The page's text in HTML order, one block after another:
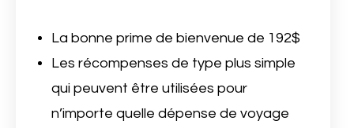
La bonne prime de bienvenue de 192$
Les récompenses de type plus simple
qui peuvent être utilisées pour
n’importe quelle dépense de voyage